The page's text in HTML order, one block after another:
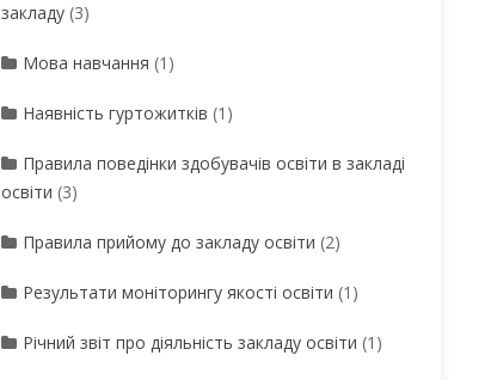
закладу(3)
Мова навчання (1)
Наявність гуртожитків (1)
Правила поведінки здобувачів освіти в закладі
освіти (3)
Правила прийому до закладу освіти (2)
Результати моніторингу якості освіти (1)
Річний звіт про діяльність закладу освіти (1)